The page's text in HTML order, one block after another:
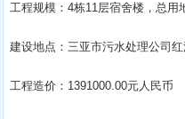
工程规模：4栋11层宿舍楼，总用
建设地点：三亚市污水处理公司
工程造价：1391000.00元人民币